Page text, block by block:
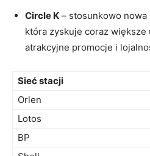
Circle K – stosunkowo nowa
która zyskuje coraz
atrakcyjne promocje i
Sieć stacji
Orlen
Lotos
BP